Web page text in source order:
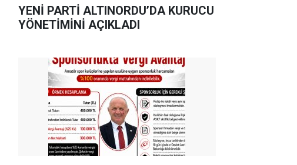
YENİ PARTİ ALTINORDU’DA KURUCU
YÖNETİMİNİ AÇIKLADI